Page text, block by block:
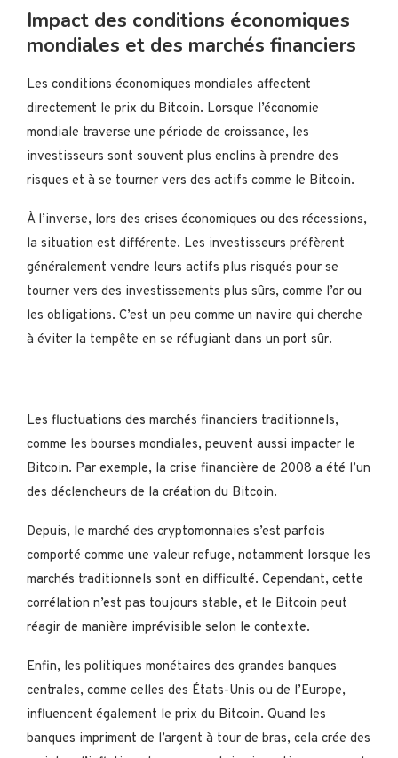
Impact des conditions économiques
mondiales et des marchés financiers
Les conditions économiques mondiales affectent
directement le prix du Bitcoin. Lorsque l’économie
mondiale traverse une période de croissance, les
investisseurs sont souvent plus enclins à prendre des
risques et à se tourner vers des actifs comme le Bitcoin.
À l’inverse, lors des crises économiques ou des récessions,
la situation est différente. Les investisseurs préfèrent
généralement vendre leurs actifs plus risqués pour se
tourner vers des investissements plus sûrs, comme l’or ou
les obligations. C’est un peu comme un navire qui cherche
à éviter la tempête en se réfugiant dans un port sûr.
Les fluctuations des marchés financiers traditionnels,
comme les bourses mondiales, peuvent aussi impacter le
Bitcoin. Par exemple, la crise financière de 2008 a été l’un
des déclencheurs de la création du Bitcoin.
Depuis, le marché des cryptomonnaies s’est parfois
comporté comme une valeur refuge, notamment lorsque les
marchés traditionnels sont en difficulté. Cependant, cette
corrélation n’est pas toujours stable, et le Bitcoin peut
réagir de manière imprévisible selon le contexte.
Enfin, les politiques monétaires des grandes banques
centrales, comme celles des États-Unis ou de l’Europe,
influencent également le prix du Bitcoin. Quand les
banques impriment de l’argent à tour de bras, cela crée des